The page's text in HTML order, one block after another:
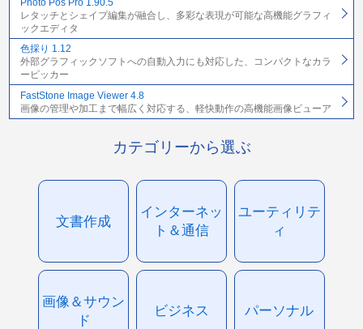
レタッチとシェイプ編集が融合し、多彩な表現が可能な高機能グラフィ
ックエディタ
色採り 1.12
外部グラフィックソフトへの自動入力にも対応した、コンパクトなカラ
ーピッカー
FastStone Image Viewer 4.8
画像の管理や加工まで幅広く対応する、軽快動作の高機能画像ビューア
カテゴリーから選ぶ
文書作成
インターネッ
ト＆通信
ユーティリテ
ィ
画像＆サウン
ド
ビジネス パーソナル